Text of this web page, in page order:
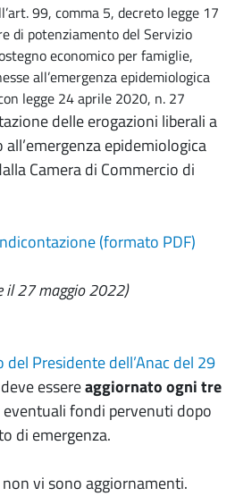
99, comma 5, decreto legge 17
di potenziamento del Servizio
economico per famiglie,
all’emergenza epidemiologica
legge 24 aprile 2020, n. 27
delle erogazioni liberali a
epidemiologica
Camera di Commercio di
(formato PDF)
il 27 maggio 2022)
del Presidente dell’Anac del 29
essereaggiornato ogni tre
fondi pervenuti dopo
di emergenza.
non vi sono aggiornamenti.